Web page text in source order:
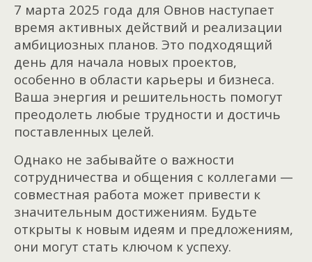
7 марта 2025 года для Овнов наступает
время активных действий и реализации
амбициозных планов. Это подходящий
день для начала новых проектов,
особенно в области карьеры и бизнеса.
Ваша энергия и решительность помогут
преодолеть любые трудности и достичь
поставленных целей.
Однако не забывайте о важности
сотрудничества и общения с коллегами —
совместная работа может привести к
значительным достижениям. Будьте
открыты к новым идеям и предложениям,
они могут стать ключом к успеху.